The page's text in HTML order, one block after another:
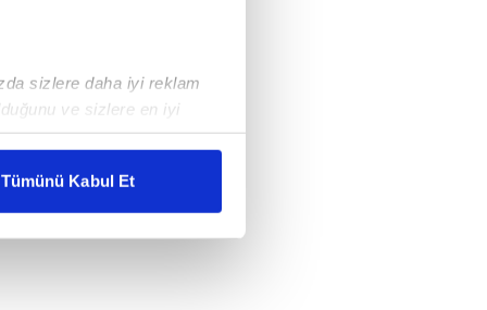
sizlere daha iyi reklam
ve sizlere en iyi
karşılamak
gösterilmeyecektir."
kullanılmaktadır. Bu
sunulması
Tümünü Kabul Et